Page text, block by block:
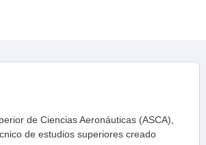
de Ciencias Aeronáuticas (ASCA),
de estudios superiores creado